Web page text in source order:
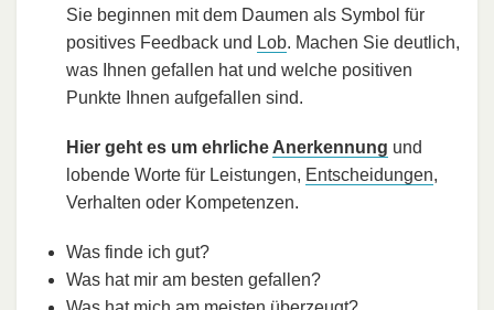
Sie beginnen mit dem Daumen als Symbol für
positives Feedback und Lob. Machen Sie deutlich,
was Ihnen gefallen hat und welche positiven
Punkte Ihnen aufgefallen sind.
Hier geht es um ehrlicheAnerkennung und
lobende Worte für Leistungen, Entscheidungen,
Verhalten oder Kompetenzen.
Was finde ich gut?
Was hat mir am besten gefallen?